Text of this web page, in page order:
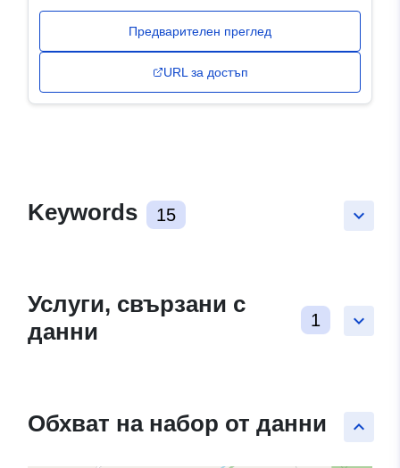
Предварителен преглед
URL за достъп
keyboard_arrow_down
Keywords 15
keyboard_arrow_down
Услуги, свързани с
данни
1
keyboard_arrow_up
Обхват на набор от данни